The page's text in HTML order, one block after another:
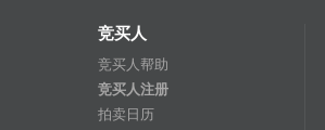
竞买人
竞买人帮助
竞买人注册
拍卖日历